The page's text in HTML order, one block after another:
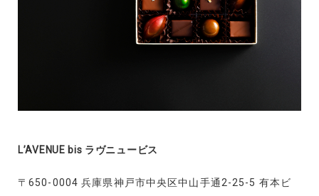
L’AVENUE bis ラヴニュービス
〒650-0004 兵庫県神戸市中央区中山手通2-25-5 有本ビ